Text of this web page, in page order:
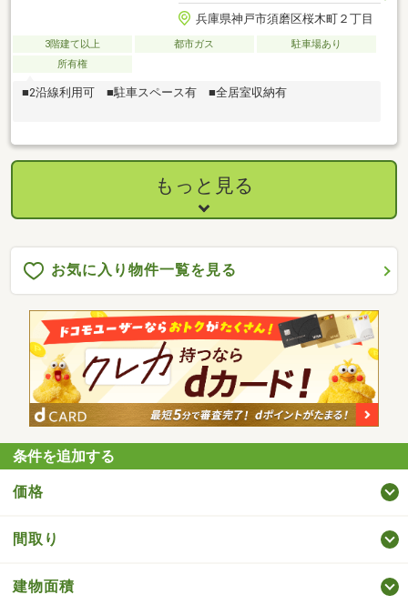
兵庫県神戸市須磨区桜木町２丁目
3階建て以上 都市ガス
駐車場あり
所有権
■2沿線利用可 ■駐車スペース有 ■全居室収納有
もっと見る
お気に入り物件一覧を見る
条件を追加する
価格
間取り
建物面積